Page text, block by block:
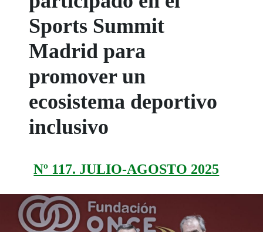
Sports Summit
Madrid para
promover un
ecosistema deportivo
inclusivo
Nº 117. JULIO-AGOSTO 2025